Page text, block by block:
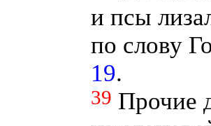
и псы
по слову
19.
39 Прочие